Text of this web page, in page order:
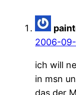
2006-09-
ich will
in msn
das der